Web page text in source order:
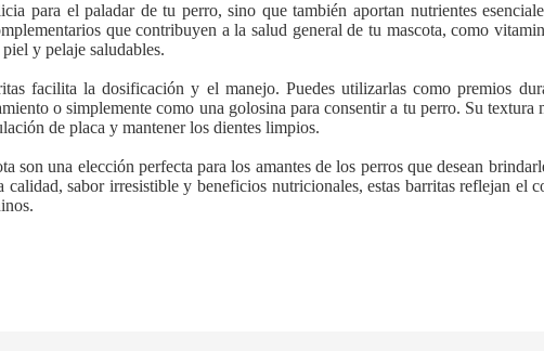
para el paladar de tu perro, sino que también aportan nutrientes
que contribuyen a la salud general de tu mascota, como
y pelaje saludables.
facilita la dosificación y el manejo. Puedes utilizarlas como premios
o simplemente como una golosina para consentir a tu perro. Su textura
de placa y mantener los dientes limpios.
son una elección perfecta para los amantes de los perros que desean
calidad, sabor irresistible y beneficios nutricionales, estas barritas reflejan el